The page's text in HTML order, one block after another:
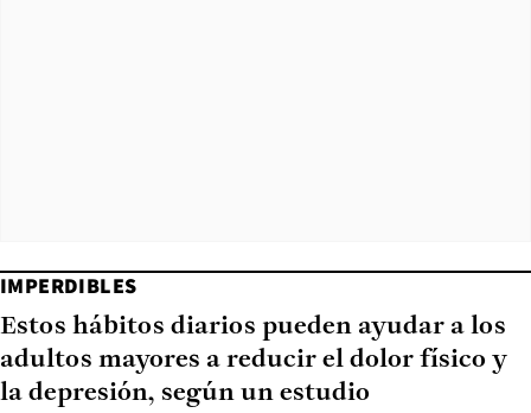
IMPERDIBLES
Estos hábitos diarios pueden ayudar a los
adultos mayores a reducir el dolor físico y
la depresión, según un estudio